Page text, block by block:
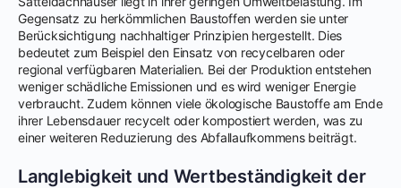
Gegensatz zu herkömmlichen Baustoffen werden sie unter
Berücksichtigung nachhaltiger Prinzipien hergestellt. Dies
bedeutet zum Beispiel den Einsatz von recycelbaren oder
regional verfügbaren Materialien. Bei der Produktion entstehen
weniger schädliche Emissionen und es wird weniger Energie
verbraucht. Zudem können viele ökologische Baustoffe am Ende
ihrer Lebensdauer recycelt oder kompostiert werden, was zu
einer weiteren Reduzierung des Abfallaufkommens beiträgt.
Langlebigkeit und Wertbeständigkeit der